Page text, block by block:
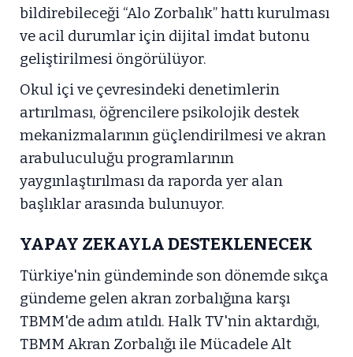
bildirebileceği “Alo Zorbalık” hattı kurulması
ve acil durumlar için dijital imdat butonu
geliştirilmesi öngörülüyor.
Okul içi ve çevresindeki denetimlerin
artırılması, öğrencilere psikolojik destek
mekanizmalarının güçlendirilmesi ve akran
arabuluculuğu programlarının
yaygınlaştırılması da raporda yer alan
başlıklar arasında bulunuyor.
YAPAY ZEKAYLA DESTEKLENECEK
Türkiye'nin gündeminde son dönemde sıkça
gündeme gelen akran zorbalığına karşı
TBMM'de adım atıldı. Halk TV'nin aktardığı,
TBMM Akran Zorbalığı ile Mücadele Alt